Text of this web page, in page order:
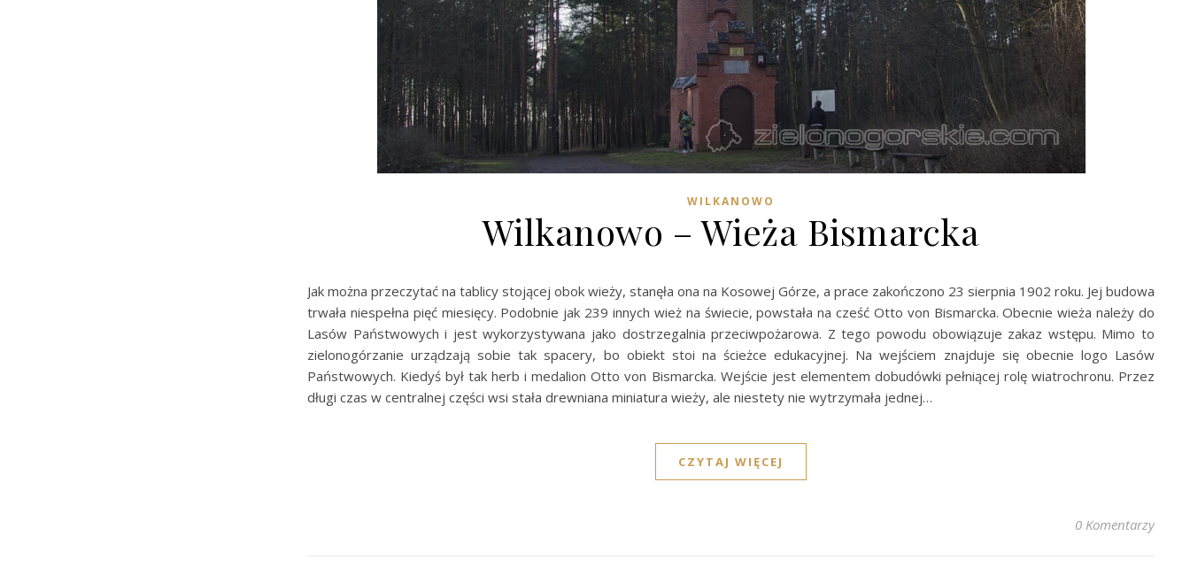
WILKANOWO
Wilkanowo – Wieża Bismarcka
Jak można przeczytać na tablicy stojącej obok wieży, stanęła ona na Kosowej Górze, a prace zakończono 23 sierpnia 1902 roku. Jej budowa
trwała niespełna pięć miesięcy. Podobnie jak 239 innych wież na świecie, powstała na cześć Otto von Bismarcka. Obecnie wieża należy do
Lasów Państwowych i jest wykorzystywana jako dostrzegalnia przeciwpożarowa. Z tego powodu obowiązuje zakaz wstępu. Mimo to
zielonogórzanie urządzają sobie tak spacery, bo obiekt stoi na ścieżce edukacyjnej. Na wejściem znajduje się obecnie logo Lasów
Państwowych. Kiedyś był tak herb i medalion Otto von Bismarcka. Wejście jest elementem dobudówki pełniącej rolę wiatrochronu. Przez
długi czas w centralnej części wsi stała drewniana miniatura wieży, ale niestety nie wytrzymała jednej…
CZYTAJ WIĘCEJ
0 Komentarzy